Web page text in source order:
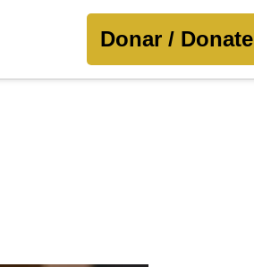
Donar / Donate